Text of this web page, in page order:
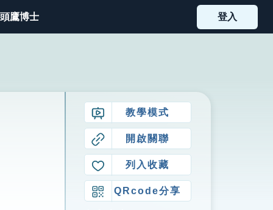
鷹博士 登入
教學模式
開啟關聯
列入收藏
QRcode分享